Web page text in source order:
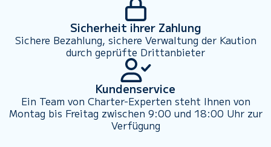
Sicherheit ihrer Zahlung
Sichere Bezahlung, sichere Verwaltung der Kaution
durch geprüfte Drittanbieter
Kundenservice
Ein Team von Charter-Experten steht Ihnen von
Montag bis Freitag zwischen 9:00 und 18:00 Uhr zur
Verfügung